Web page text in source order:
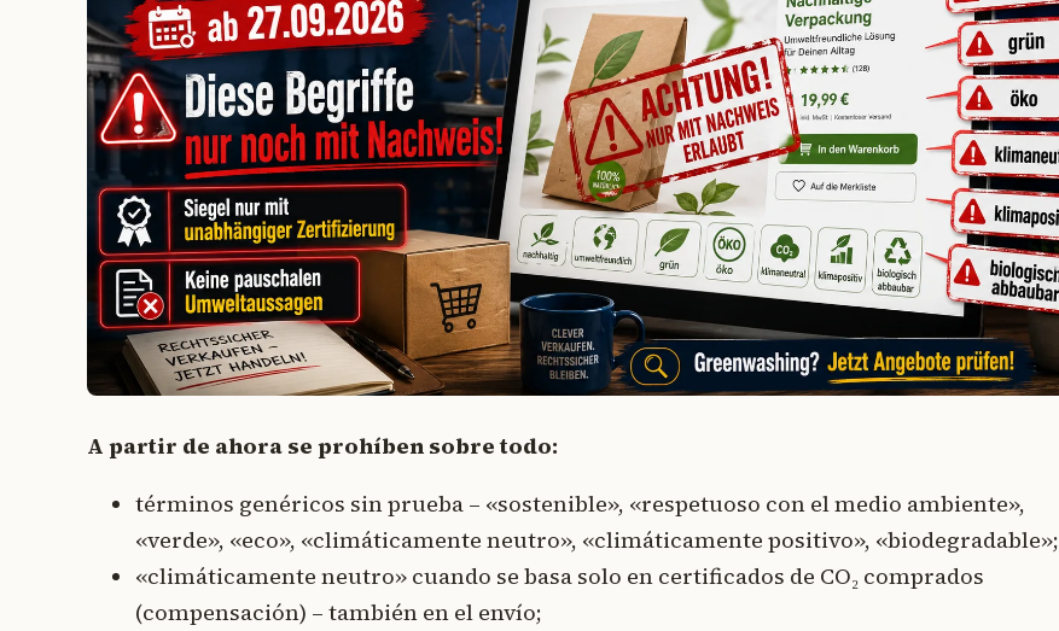
A partir de ahora se prohíben sobre todo:
términos genéricos sin prueba – «sostenible», «respetuoso con el medio ambiente»,
«verde», «eco», «climáticamente neutro», «climáticamente positivo», «biodegradable»;
«climáticamente neutro» cuando se basa solo en certificados de CO₂ comprados
(compensación) – también en el envío;